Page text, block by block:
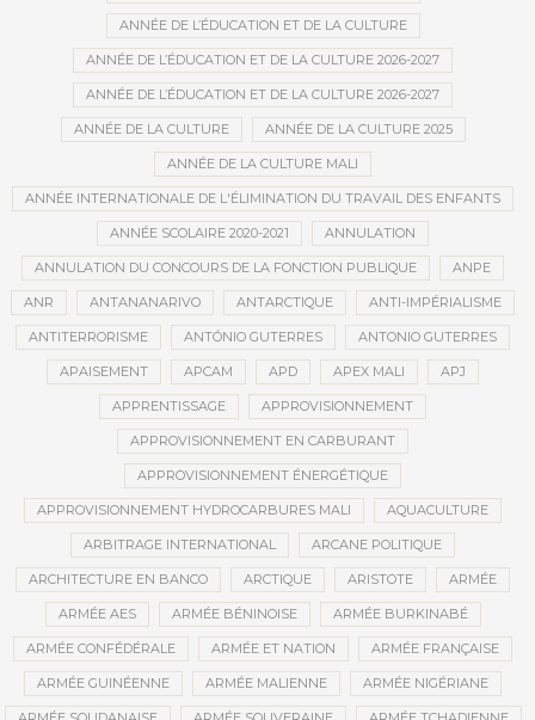
ANNÉE DE L’ÉDUCATION ET DE LA CULTURE
ANNÉE DE L’ÉDUCATION ET DE LA CULTURE 2026-2027
ANNÉE DE L’ÉDUCATION ET DE LA CULTURE 2026-2027
ANNÉE DE LA CULTURE ANNÉE DE LA CULTURE 2025
ANNÉE DE LA CULTURE MALI
ANNÉE INTERNATIONALE DE L'ÉLIMINATION DU TRAVAIL DES ENFANTS
ANNÉE SCOLAIRE 2020-2021 ANNULATION
ANNULATION DU CONCOURS DE LA FONCTION PUBLIQUE ANPE
ANR ANTANANARIVO ANTARCTIQUE ANTI-IMPÉRIALISME
ANTITERRORISME ANTÓNIO GUTERRES ANTONIO GUTERRES
APAISEMENT APCAM APD APEX MALI APJ
APPRENTISSAGE APPROVISIONNEMENT
APPROVISIONNEMENT EN CARBURANT
APPROVISIONNEMENT ÉNERGÉTIQUE
APPROVISIONNEMENT HYDROCARBURES MALI AQUACULTURE
ARBITRAGE INTERNATIONAL ARCANE POLITIQUE
ARCHITECTURE EN BANCO ARCTIQUE ARISTOTE ARMÉE
ARMÉE AES ARMÉE BÉNINOISE ARMÉE BURKINABÉ
ARMÉE CONFÉDÉRALE ARMÉE ET NATION ARMÉE FRANÇAISE
ARMÉE GUINÉENNE ARMÉE MALIENNE ARMÉE NIGÉRIANE